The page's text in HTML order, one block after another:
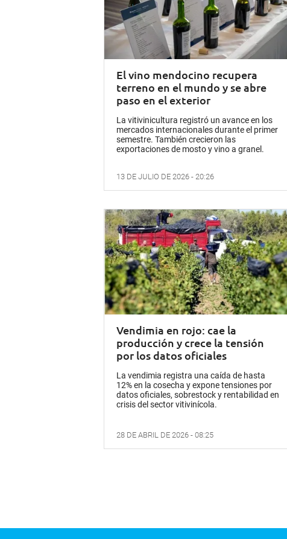
El vino mendocino recupera
terreno en el mundo y se abre
paso en el exterior
La vitivinicultura registró un avance en los
mercados internacionales durante el primer
semestre. También crecieron las
exportaciones de mosto y vino a granel.
13 DE JULIO DE 2026 - 20:26
Vendimia en rojo: cae la
producción y crece la tensión
por los datos oficiales
La vendimia registra una caída de hasta
12% en la cosecha y expone tensiones por
datos oficiales, sobrestock y rentabilidad en
crisis del sector vitivinícola.
28 DE ABRIL DE 2026 - 08:25